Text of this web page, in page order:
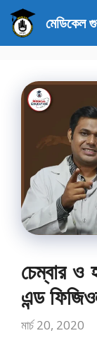
এড়িেয়
লেখায়
যান
চেম্বার ও
এন্ড
মার্চ 20, 2020